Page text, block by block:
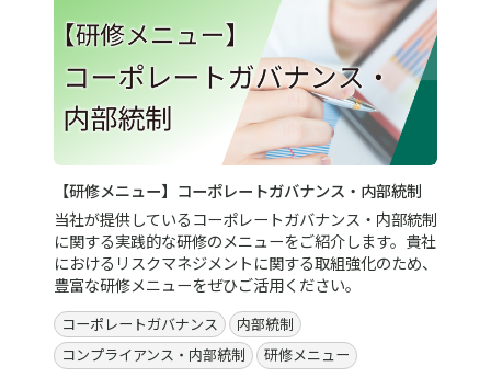
【研修メニュー】コーポレートガバナンス・内部統制
当社が提供しているコーポレートガバナンス・内部統制
に関する実践的な研修のメニューをご紹介します。貴社
におけるリスクマネジメントに関する取組強化のため、
豊富な研修メニューをぜひご活用ください。
コーポレートガバナンス
内部統制
コンプライアンス・内部統制
研修メニュー